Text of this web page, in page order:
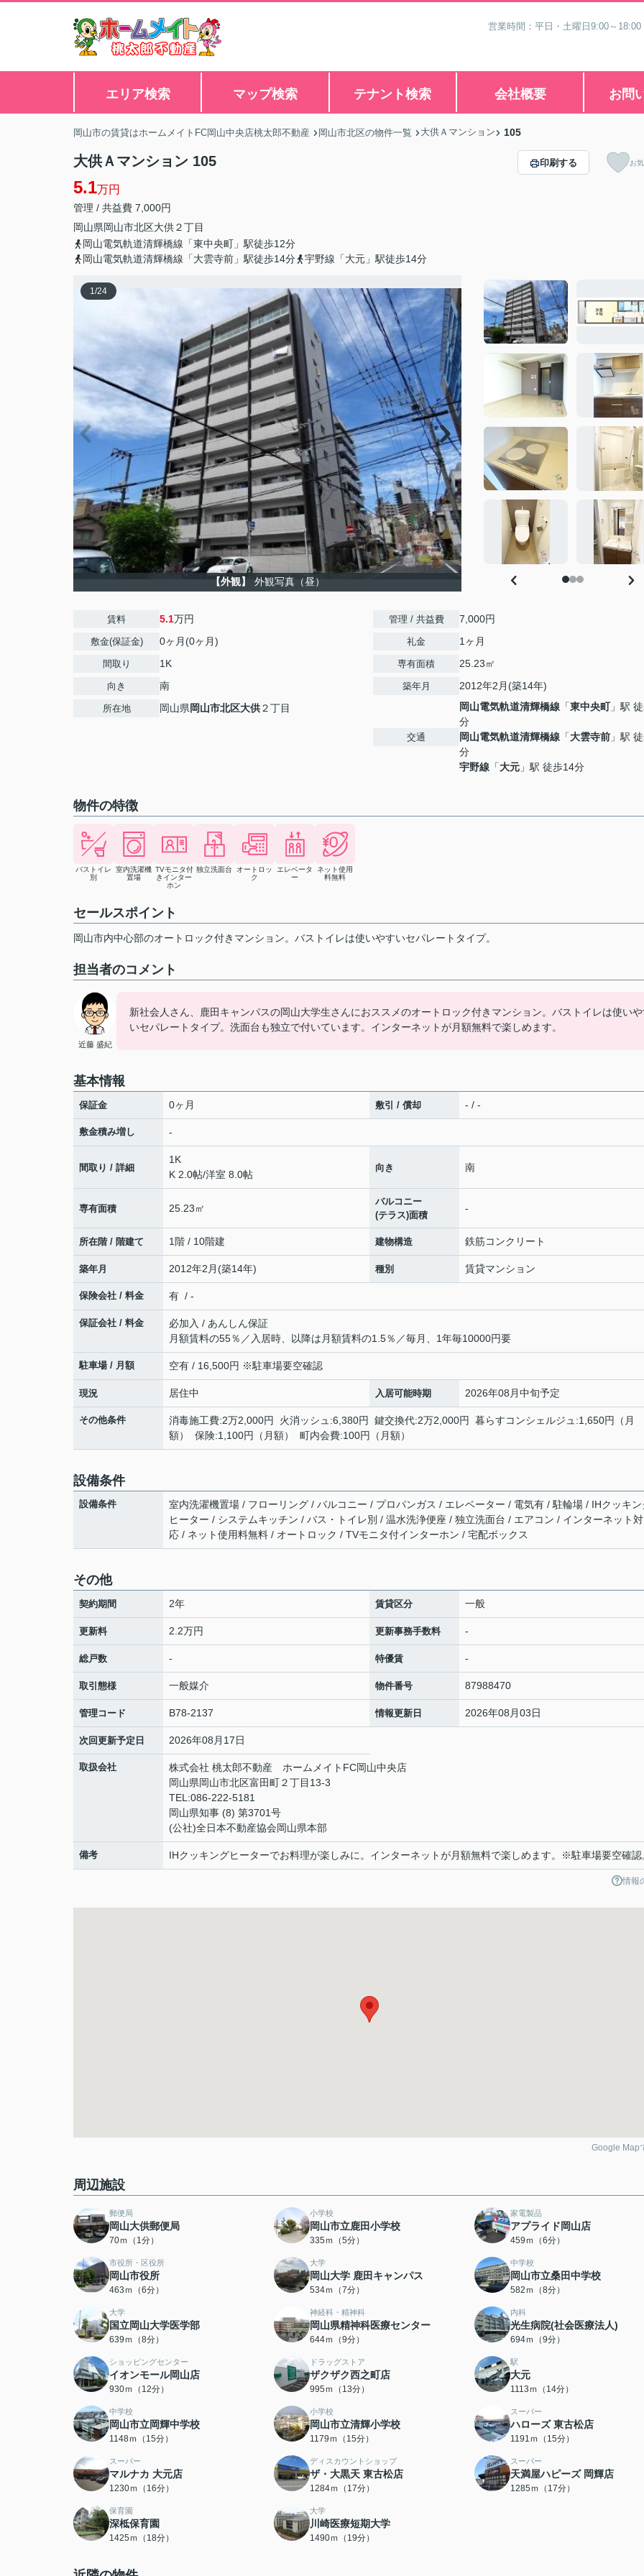
営業時間：平日・土曜日9:00～
エリア検索 マップ検索 テナント検索 会社概要 お問
岡山市の賃貸はホームメイトFC岡山中央店桃太郎不動産 岡山市北区の物件一覧 大供Ａマンション 105
大供Ａマンション 105
5.1万円
管理 / 共益費 7,000円
岡山県岡山市北区大供２丁目
岡山電気軌道清輝橋線「東中央町」駅徒歩12分
岡山電気軌道清輝橋線「大雲寺前」駅徒歩14分
宇野線「大元」駅徒歩14分
印刷する お
1/24
【外観】 外観写真（昼）
賃料 5.1万円
敷金(保証金) 0ヶ月(0ヶ月)
間取り 1K
向き 南
所在地 岡山県岡山市北区大供２丁目
管理 / 共益費 7,000円
礼金 1ヶ月
専有面積 25.23㎡
築年月 2012年2月(築14年)
交通
岡山電気軌道清輝橋線 「東中央町」駅
分
岡山電気軌道清輝橋線 「大雲寺前 」駅
分
宇野線 「大元 」駅 徒歩14分
物件の特徴
バストイレ
別
室内洗濯機
置場
TVモニタ付
きインター
ホン
独立洗面台
オートロッ
ク
エレベータ
ー
ネット使用
料無料
セールスポイント
岡山市内中心部のオートロック付きマンション。バストイレは使いやすいセパレートタイプ。
担当者のコメント
近藤 盛紀
新社会人さん、鹿田キャンパスの岡山大学生さんにおススメのオートロック付きマンション。バストイレは使い
いセパレートタイプ。洗面台も独立で付いています。インターネットが月額無料で楽しめます。
基本情報
保証金 0ヶ月 敷引 / 償却 - / -
敷金積み増し -
間取り / 詳細
1K
K 2.0帖/洋室 8.0帖
向き 南
専有面積 25.23㎡
バルコニー
(テラス)面積
-
所在階 / 階建て 1階 / 10階建 建物構造 鉄筋コンクリート
築年月 2012年2月(築14年) 種別 賃貸マンション
保険会社 / 料金 有 / -
保証会社 / 料金
必加入 / あんしん保証
月額賃料の55％／入居時、以降は月額賃料の1.5％／毎月、1年毎10000円要
駐車場 / 月額 空有 / 16,500円 ※駐車場要空確認
現況 居住中 入居可能時期 2026年08月中旬予定
その他条件
消毒施工費:2万2,000円 火消ッシュ:6,380円 鍵交換代:2万2,000円 暮らすコンシェルジュ:1,650円（月
額） 保険:1,100円（月額） 町内会費:100円（月額）
設備条件
設備条件
室内洗濯機置場 / フローリング / バルコニー / プロパンガス / エレベーター / 電気有 / 駐輪場 / IHクッキン
ヒーター / システムキッチン / バス・トイレ別 / 温水洗浄便座 / 独立洗面台 / エアコン / インターネット対
応 / ネット使用料無料 / オートロック / TVモニタ付インターホン / 宅配ボックス
その他
契約期間 2年 賃貸区分 一般
更新料 2.2万円 更新事務手数料 -
総戸数 - 特優賃 -
取引態様 一般媒介 物件番号 87988470
管理コード B78-2137 情報更新日 2026年08月03日
次回更新予定日 2026年08月17日
取扱会社
株式会社 桃太郎不動産 ホームメイトFC岡山中央店
岡山県岡山市北区富田町２丁目13-3
TEL:086-222-5181
岡山県知事 (8) 第3701号
(公社)全日本不動産協会岡山県本部
備考 IHクッキングヒーターでお料理が楽しみに。インターネットが月額無料で楽しめます。※駐車場要空確認
情報
Google Map
周辺施設
郵便局
岡山大供郵便局
70ｍ（1分）
小学校
岡山市立鹿田小学校
335ｍ（5分）
家電製品
アプライド岡山店
459ｍ（6分）
市役所・区役所
岡山市役所
463ｍ（6分）
大学
岡山大学 鹿田キャンパス
534ｍ（7分）
中学校
岡山市立桑田中学校
582ｍ（8分）
大学
国立岡山大学医学部
639ｍ（8分）
神経科・精神科
岡山県精神科医療センター
644ｍ（9分）
内科
光生病院(社会医療法人)
694ｍ（9分）
ショッピングセンター
イオンモール岡山店
930ｍ（12分）
ドラッグストア
ザクザク西之町店
995ｍ（13分）
駅
大元
1113ｍ（14分）
中学校
岡山市立岡輝中学校
1148ｍ（15分）
小学校
岡山市立清輝小学校
1179ｍ（15分）
スーパー
ハローズ 東古松店
1191ｍ（15分）
スーパー
マルナカ 大元店
1230ｍ（16分）
ディスカウントショップ
ザ・大黒天 東古松店
1284ｍ（17分）
スーパー
天満屋ハピーズ 岡輝店
1285ｍ（17分）
保育園
深柢保育園
1425ｍ（18分）
大学
川崎医療短期大学
1490ｍ（19分）